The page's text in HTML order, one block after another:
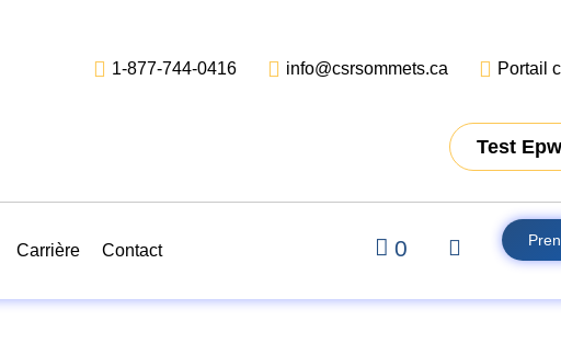
1-877-744-0416 info@csrsommets.ca Portail
Test
Carrière Contact 0